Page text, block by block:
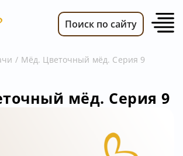
НОВОСТИ
ТЕЛЕПРОГРАММА
Поиск по сайту
Мёд. Цветочный мёд. Серия 9
мёд. Серия 9